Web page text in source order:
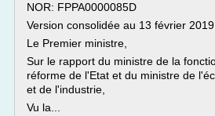
NOR: FPPA0000085D
Version consolidée au 13 février 2019
Le Premier ministre,
Sur le rapport du ministre de la
réforme de l'Etat et du ministre de
et de l'industrie,
Vu la...